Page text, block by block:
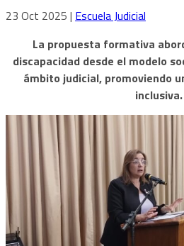
23 Oct 2025 | Escuela Judicial
La propuesta formativa
discapacidad desde el modelo
ámbito judicial, promoviendo
inclusiva.